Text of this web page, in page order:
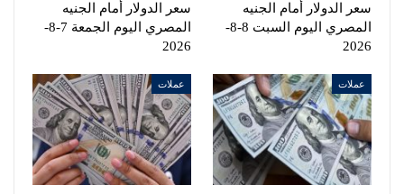
سعر الدولار أمام الجنيه
المصري اليوم السبت 8-8-
2026
سعر الدولار أمام الجنيه
المصري اليوم الجمعة 7-8-
2026
عملات عملات